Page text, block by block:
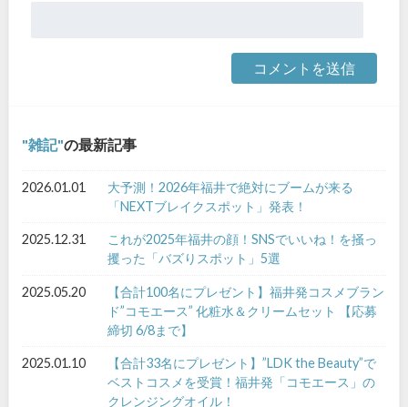
雑記 の最新記事
2026.01.01
大予測！2026年福井で絶対にブームが来る
「NEXTブレイクスポット」発表！
2025.12.31
これが2025年福井の顔！SNSでいいね！を掻っ
攫った「バズりスポット」5選
2025.05.20
【合計100名にプレゼント】福井発コスメブラン
ド”コモエース” 化粧水＆クリームセット 【応募
締切 6/8まで】
2025.01.10
【合計33名にプレゼント】”LDK the Beauty”で
ベストコスメを受賞！福井発「コモエース」の
クレンジングオイル！